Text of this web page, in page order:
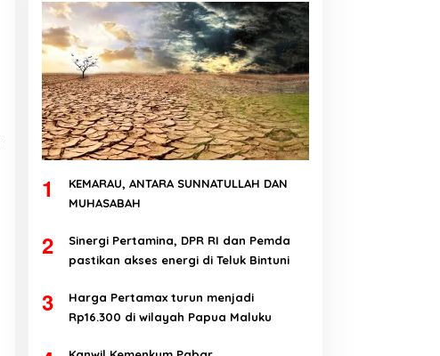
1
KEMARAU, ANTARA SUNNATULLAH DAN
MUHASABAH
2
Sinergi Pertamina, DPR RI dan Pemda
pastikan akses energi di Teluk Bintuni
3
Harga Pertamax turun menjadi
Rp16.300 di wilayah Papua Maluku